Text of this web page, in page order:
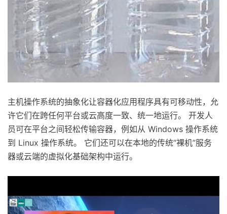
主机操作系统的抽象化让容器化应用程序具有可移动性，允
许它们在跨任何平台或云高度一致、统一地运行。 开发人
员可在平台之间轻松传输容器，例如从 Windows 操作系统
到 Linux 操作系统。 它们还可以在本地的传统“裸机”服务
器或云端的虚拟化基础架构中运行。